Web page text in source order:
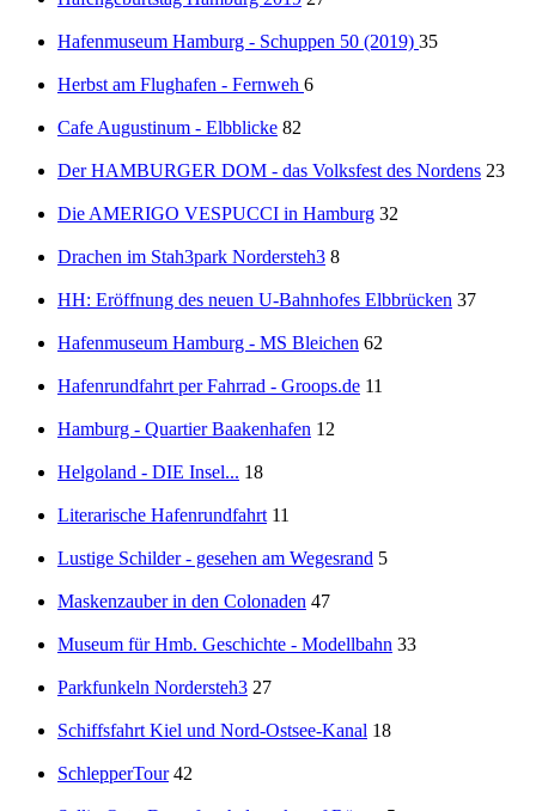
Hafenmuseum Hamburg - Schuppen 50 (2019) 35
Herbst am Flughafen - Fernweh 6
Cafe Augustinum - Elbblicke 82
Der HAMBURGER DOM - das Volksfest des Nordens 23
Die AMERIGO VESPUCCI in Hamburg 32
Drachen im Stah3park Nordersteh3 8
HH: Eröffnung des neuen U-Bahnhofes Elbbrücken 37
Hafenmuseum Hamburg - MS Bleichen 62
Hafenrundfahrt per Fahrrad - Groops.de 11
Hamburg - Quartier Baakenhafen 12
Helgoland - DIE Insel... 18
Literarische Hafenrundfahrt 11
Lustige Schilder - gesehen am Wegesrand 5
Maskenzauber in den Colonaden 47
Museum für Hmb. Geschichte - Modellbahn 33
Parkfunkeln Nordersteh3 27
Schiffsfahrt Kiel und Nord-Ostsee-Kanal 18
SchlepperTour 42